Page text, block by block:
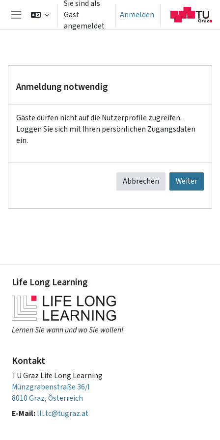
Website-Übersicht
Sie sind als
Gast
angemeldet
Anmelden
Anmeldung notwendig
Gäste dürfen nicht auf die Nutzerprofile zugreifen.
Loggen Sie sich mit Ihren persönlichen Zugangsdaten
ein.
Abbrechen Weiter
Life Long Learning
Lernen Sie wann und wo Sie wollen!
Kontakt
TU Graz Life Long Learning
Münzgrabenstraße 36/I
8010 Graz, Österreich
E-Mail:lll.tc@tugraz.at